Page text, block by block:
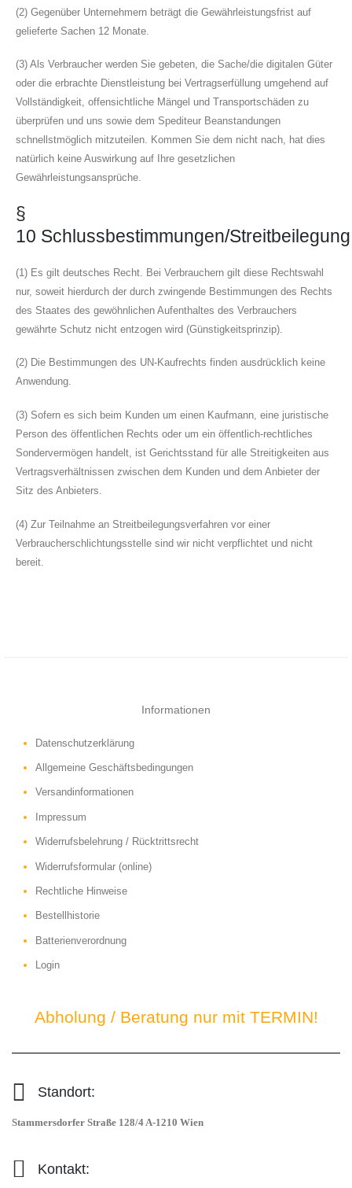
(2) Gegenüber Unternehmern beträgt die Gewährleistungsfrist auf
gelieferte Sachen 12 Monate.
(3) Als Verbraucher werden Sie gebeten, die Sache/die digitalen Güter
oder die erbrachte Dienstleistung bei Vertragserfüllung umgehend auf
Vollständigkeit, offensichtliche Mängel und Transportschäden zu
überprüfen und uns sowie dem Spediteur Beanstandungen
schnellstmöglich mitzuteilen. Kommen Sie dem nicht nach, hat dies
natürlich keine Auswirkung auf Ihre gesetzlichen
Gewährleistungsansprüche.
§
10 Schlussbestimmungen/Streitbeilegung
(1) Es gilt deutsches Recht. Bei Verbrauchern gilt diese Rechtswahl
nur, soweit hierdurch der durch zwingende Bestimmungen des Rechts
des Staates des gewöhnlichen Aufenthaltes des Verbrauchers
gewährte Schutz nicht entzogen wird (Günstigkeitsprinzip).
(2) Die Bestimmungen des UN-Kaufrechts finden ausdrücklich keine
Anwendung.
(3) Sofern es sich beim Kunden um einen Kaufmann, eine juristische
Person des öffentlichen Rechts oder um ein öffentlich-rechtliches
Sondervermögen handelt, ist Gerichtsstand für alle Streitigkeiten aus
Vertragsverhältnissen zwischen dem Kunden und dem Anbieter der
Sitz des Anbieters.
(4) Zur Teilnahme an Streitbeilegungsverfahren vor einer
Verbraucherschlichtungsstelle sind wir nicht verpflichtet und nicht
bereit.
Informationen
Datenschutzerklärung
Allgemeine Geschäftsbedingungen
Versandinformationen
Impressum
Widerrufsbelehrung / Rücktrittsrecht
Widerrufsformular (online)
Rechtliche Hinweise
Bestellhistorie
Batterienverordnung
Login
Abholung / Beratung nur mit TERMIN!
Standort:
Stammersdorfer Straße 128/4 A-1210 Wien
Kontakt: